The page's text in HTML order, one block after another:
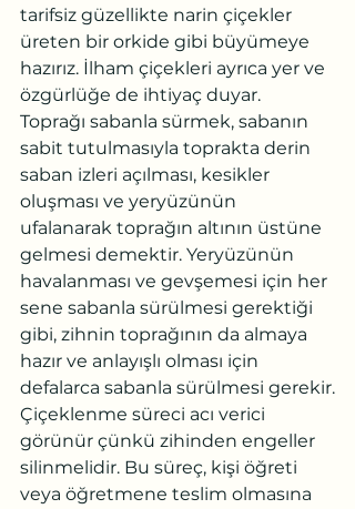
tarifsiz güzellikte narin çiçekler
üreten bir orkide gibi büyümeye
hazırız. İlham çiçekleri ayrıca yer ve
özgürlüğe de ihtiyaç duyar.
Toprağı sabanla sürmek, sabanın
sabit tutulmasıyla toprakta derin
saban izleri açılması, kesikler
oluşması ve yeryüzünün
ufalanarak toprağın altının üstüne
gelmesi demektir. Yeryüzünün
havalanması ve gevşemesi için her
sene sabanla sürülmesi gerektiği
gibi, zihnin toprağının da almaya
hazır ve anlayışlı olması için
defalarca sabanla sürülmesi gerekir.
Çiçeklenme süreci acı verici
görünür çünkü zihinden engeller
silinmelidir. Bu süreç, kişi öğreti
veya öğretmene teslim olmasına